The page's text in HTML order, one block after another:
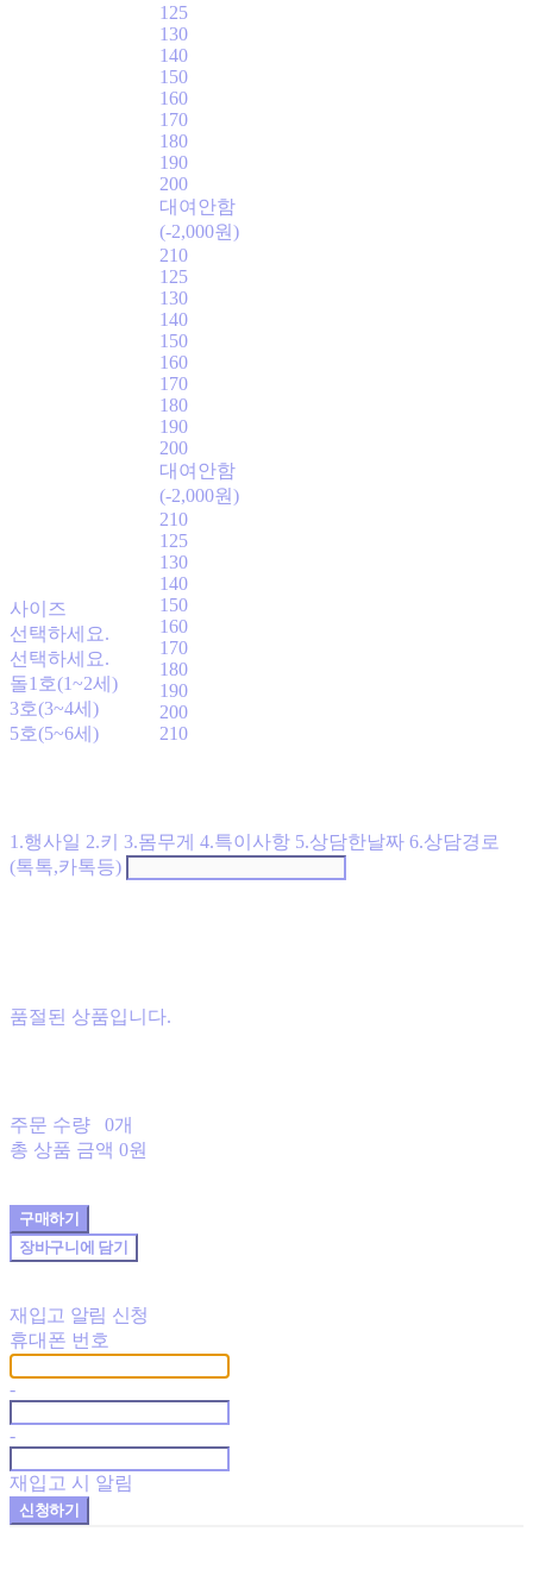
사이즈
선택하세요.
선택하세요.
돌1호(1~2세)
3호(3~4세)
5호(5~6세)
125
130
140
150
160
170
180
190
200
대여안함
(-2,000원)
210
125
130
140
150
160
170
180
190
200
대여안함
(-2,000원)
210
125
130
140
150
160
170
180
190
200
210
1.행사일 2.키 3.몸무게 4.특이사항 5.상담한날짜 6.상담경로
(톡톡,카톡등)
품절된 상품입니다.
주문 수량
0개
총 상품 금액 0원
구매하기
장바구니에 담기
재입고 알림 신청
휴대폰 번호
-
-
재입고 시 알림
신청하기